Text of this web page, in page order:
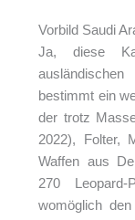
Vorbild Saudi
Ja, diese
bestimmt ein
der trotz
2022), Folter,
Waffen aus
270
womöglich